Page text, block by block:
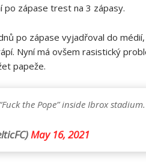
po zápase trest na 3 zápasy.
po zápase vyjadřoval do
Nyní má ovšem rasistický
papeže.
the Pope” inside Ibrox stadium.
May 16, 2021